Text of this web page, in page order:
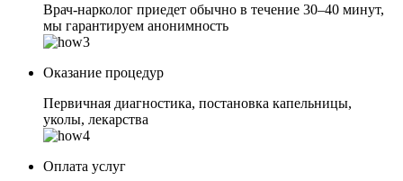
Врач-нарколог приедет обычно в течение 30–40 минут,
мы гарантируем анонимность
Оказание процедур
Первичная диагностика, постановка капельницы,
уколы, лекарства
Оплата услуг